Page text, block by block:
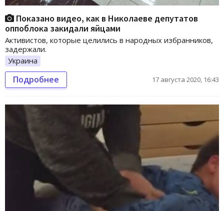
Показано видео, как в Николаеве депутатов
оппоблока закидали яйцами
Активистов, которые целились в народных избранников,
задержали.
Украина
Подробнее 17 августа 2020, 16:43